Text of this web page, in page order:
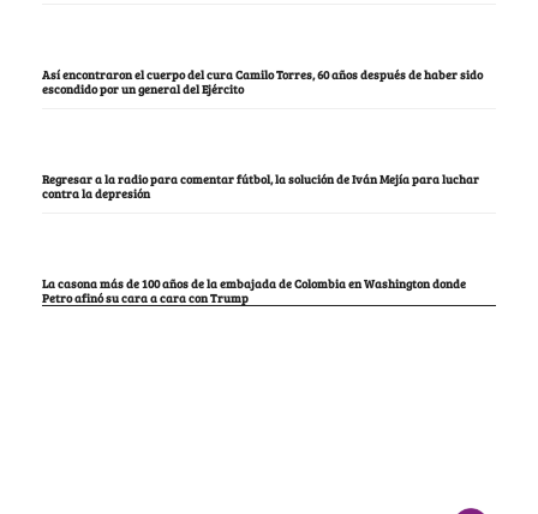
Así encontraron el cuerpo del cura Camilo Torres, 60 años después de haber sido
escondido por un general del Ejército
Regresar a la radio para comentar fútbol, la solución de Iván Mejía para luchar
contra la depresión
La casona más de 100 años de la embajada de Colombia en Washington donde
Petro afinó su cara a cara con Trump